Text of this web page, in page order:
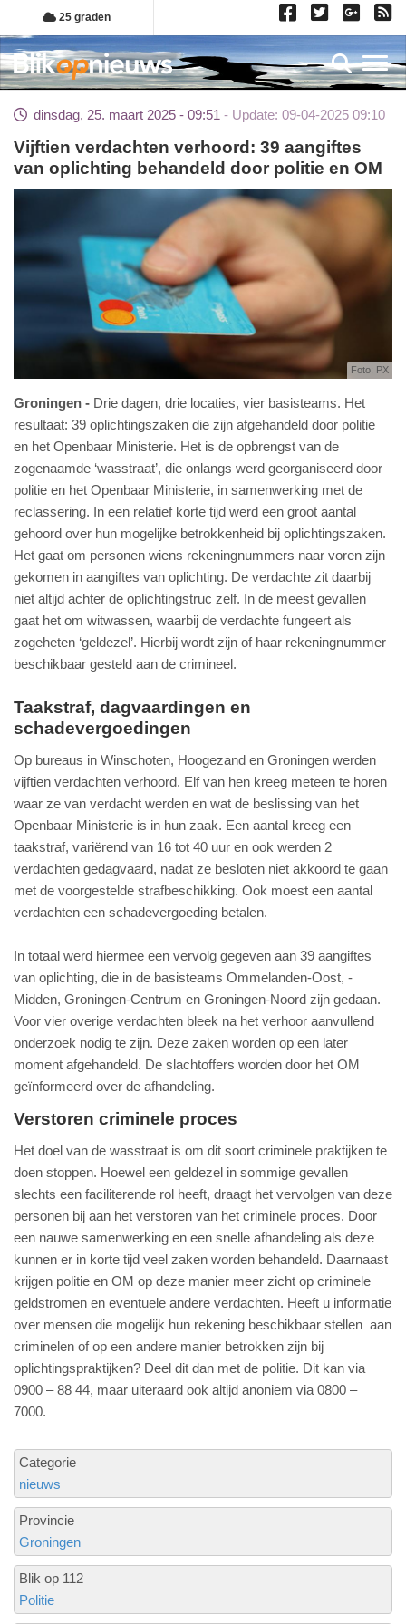
Overslaan
en
naar
de
gaan
25 graden
dinsdag, 25. maart 2025 - 09:51 Update: 09-04-2025 09:10
Vijftien verdachten verhoord: 39 aangiftes
van oplichting behandeld door politie en OM
Foto: PX
Groningen
Drie dagen, drie locaties, vier basisteams. Het
resultaat: 39 oplichtingszaken die zijn afgehandeld door politie
en het Openbaar Ministerie. Het is de opbrengst van de
zogenaamde ‘wasstraat’, die onlangs werd georganiseerd door
politie en het Openbaar Ministerie, in samenwerking met de
reclassering. In een relatief korte tijd werd een groot aantal
gehoord over hun mogelijke betrokkenheid bij oplichtingszaken.
Het gaat om personen wiens rekeningnummers naar voren zijn
gekomen in aangiftes van oplichting. De verdachte zit daarbij
niet altijd achter de oplichtingstruc zelf. In de meest gevallen
gaat het om witwassen, waarbij de verdachte fungeert als
zogeheten ‘geldezel’. Hierbij wordt zijn of haar rekeningnummer
beschikbaar gesteld aan de crimineel.
Taakstraf, dagvaardingen en
schadevergoedingen
Op bureaus in Winschoten, Hoogezand en Groningen werden
vijftien verdachten verhoord. Elf van hen kreeg meteen te horen
waar ze van verdacht werden en wat de beslissing van het
Openbaar Ministerie is in hun zaak. Een aantal kreeg een
taakstraf, variërend van 16 tot 40 uur en ook werden 2
verdachten gedagvaard, nadat ze besloten niet akkoord te gaan
met de voorgestelde strafbeschikking. Ook moest een aantal
verdachten een schadevergoeding betalen.
In totaal werd hiermee een vervolg gegeven aan 39 aangiftes
van oplichting, die in de basisteams Ommelanden-Oost, -
Midden, Groningen-Centrum en Groningen-Noord zijn gedaan.
Voor vier overige verdachten bleek na het verhoor aanvullend
onderzoek nodig te zijn. Deze zaken worden op een later
moment afgehandeld. De slachtoffers worden door het OM
geïnformeerd over de afhandeling.
Verstoren criminele proces
Het doel van de wasstraat is om dit soort criminele praktijken te
doen stoppen. Hoewel een geldezel in sommige gevallen
slechts een faciliterende rol heeft, draagt het vervolgen van deze
personen bij aan het verstoren van het criminele proces. Door
een nauwe samenwerking en een snelle afhandeling als deze
kunnen er in korte tijd veel zaken worden behandeld. Daarnaast
krijgen politie en OM op deze manier meer zicht op criminele
geldstromen en eventuele andere verdachten. Heeft u informatie
over mensen die mogelijk hun rekening beschikbaar stellen aan
criminelen of op een andere manier betrokken zijn bij
oplichtingspraktijken? Deel dit dan met de politie. Dit kan via
0900 – 88 44, maar uiteraard ook altijd anoniem via 0800 –
7000.
Categorie
nieuws
Provincie
Groningen
Blik op 112
Politie